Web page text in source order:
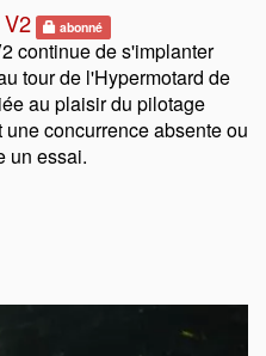
abonné
continue de s'implanter
tour de l'Hypermotard de
au plaisir du pilotage
concurrence absente ou
un essai.